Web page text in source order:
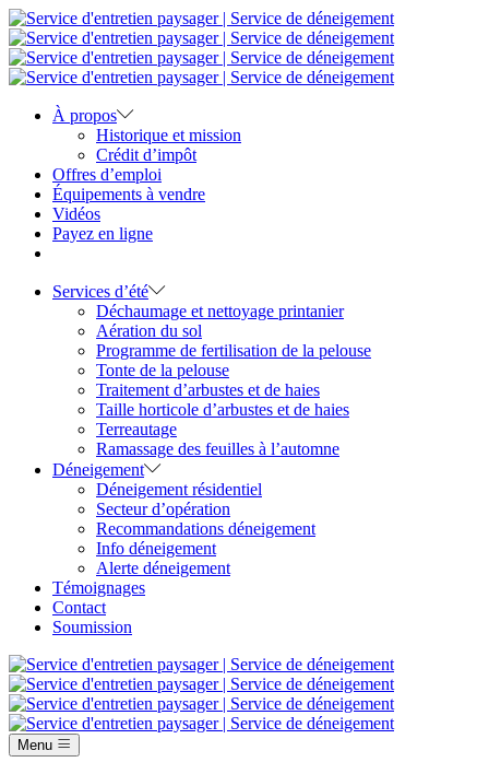
À propos
Historique et mission
Crédit d’impôt
Offres d’emploi
Équipements à vendre
Vidéos
Payez en ligne
Services d’été
Déchaumage et nettoyage printanier
Aération du sol
Programme de fertilisation de la pelouse
Tonte de la pelouse
Traitement d’arbustes et de haies
Taille horticole d’arbustes et de haies
Terreautage
Ramassage des feuilles à l’automne
Déneigement
Déneigement résidentiel
Secteur d’opération
Recommandations déneigement
Info déneigement
Alerte déneigement
Témoignages
Contact
Soumission
Menu